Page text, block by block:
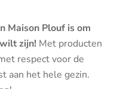
Maison Plouf is om
zijn! Met producten
respect voor de
aan het hele gezin.